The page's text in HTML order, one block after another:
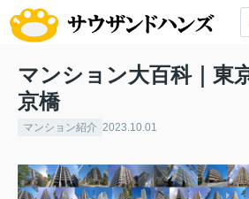
マンション大百科｜東
京橋
マンション紹介 2023.10.01